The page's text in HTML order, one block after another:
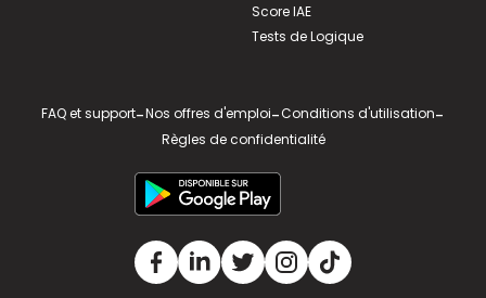
Score IAE
Tests de Logique
FAQ et support-Nos offres d'emploi-Conditions d'utilisation-
Règles de confidentialité